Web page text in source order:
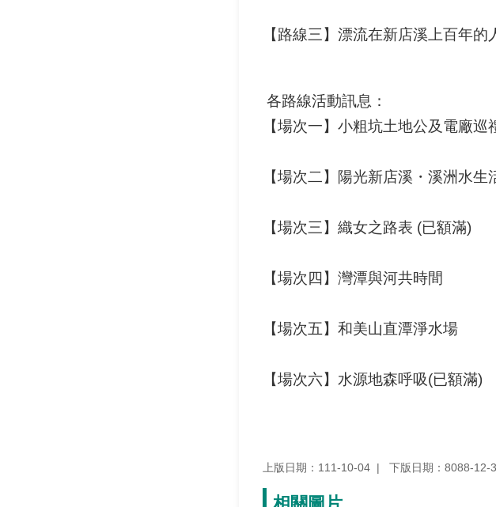
【路線三】漂流在新店溪上百年的
各路線活動訊息：
【場次一】小粗坑土地公及電廠巡
【場次二】陽光新店溪・溪洲水生
【場次三】織女之路表 (已額滿)
【場次四】灣潭與河共時間
【場次五】和美山直潭淨水場
【場次六】水源地森呼吸(已額滿)
上版日期：111-10-04 下版日期：8088-12-